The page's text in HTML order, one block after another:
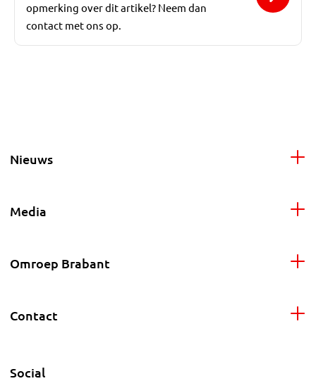
opmerking over dit artikel? Neem dan
contact met ons op.
Nieuws
Media
Omroep Brabant
Contact
Social